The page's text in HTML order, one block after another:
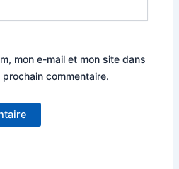
mon e-mail et mon site dans
commentaire.